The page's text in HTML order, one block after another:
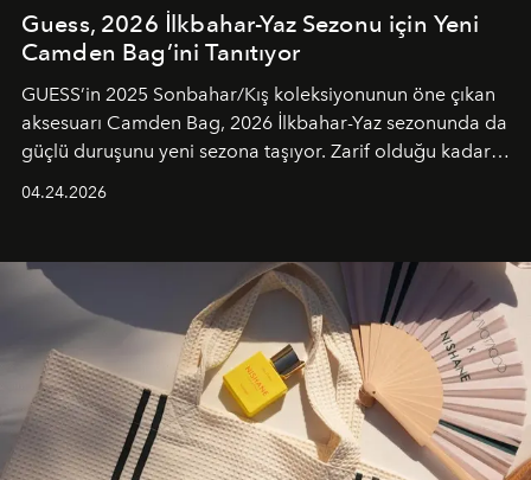
Guess, 2026 İlkbahar-Yaz Sezonu için Yeni
Camden Bag’ini Tanıtıyor
GUESS’in 2025 Sonbahar/Kış koleksiyonunun öne çıkan
aksesuarı Camden Bag, 2026 İlkbahar-Yaz sezonunda da
güçlü duruşunu yeni sezona taşıyor. Zarif olduğu kadar
04.24.2026